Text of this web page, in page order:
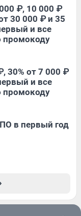
₽, 10 000 ₽
30 000 ₽ и 35
и все
промокоду
30% от 7 000 ₽
и все
промокоду
в первый год